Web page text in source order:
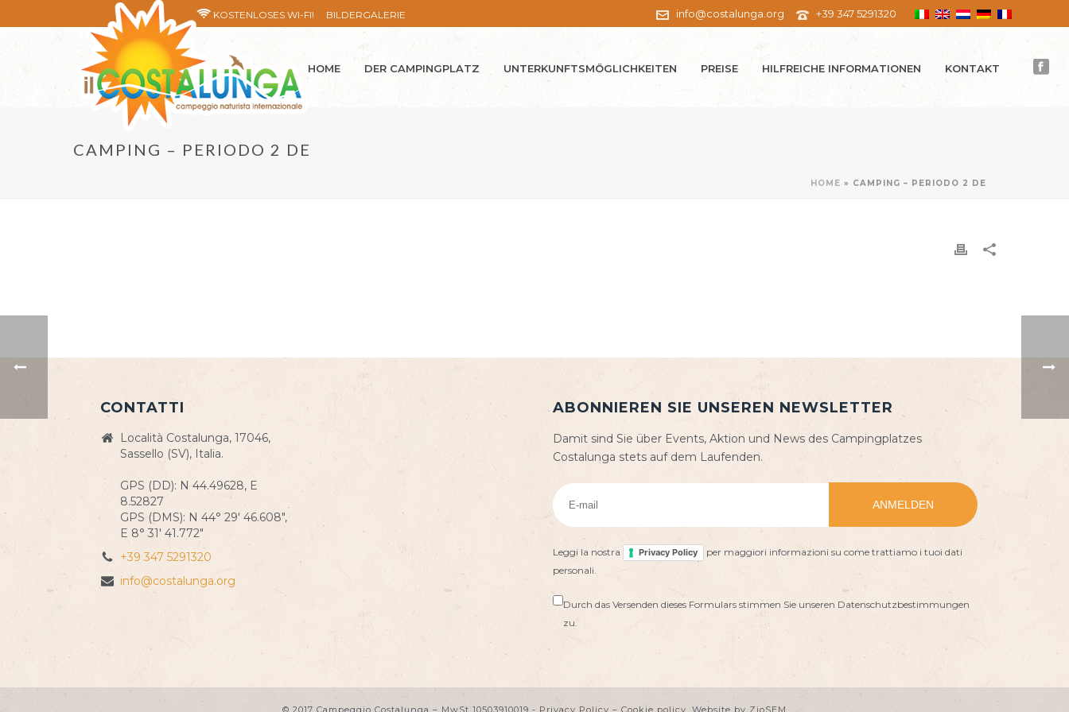
KOSTENLOSES WI-FI! BILDERGALERIE +39 347 5291320
info@costalunga.org
HOME DER CAMPINGPLATZ UNTERKUNFTSMÖGLICHKEITEN PREISE HILFREICHE INFORMATIONEN KONTAKT
CAMPING – PERIODO 2 DE
HOME » CAMPING – PERIODO 2 DE
CONTATTI
Località Costalunga, 17046,
Sassello (SV), Italia.
GPS (DD): N 44.49628, E
8.52827
GPS (DMS): N 44° 29' 46.608",
E 8° 31' 41.772"
+39 347 5291320
info@costalunga.org
ABONNIEREN SIE UNSEREN NEWSLETTER
Damit sind Sie über Events, Aktion und News des Campingplatzes
Costalunga stets auf dem Laufenden.
Leggi la nostra Privacy Policy
per maggiori informazioni su come trattiamo i tuoi dati
personali.
Durch das Versenden dieses Formulars stimmen Sie unseren Datenschutzbestimmungen
zu.